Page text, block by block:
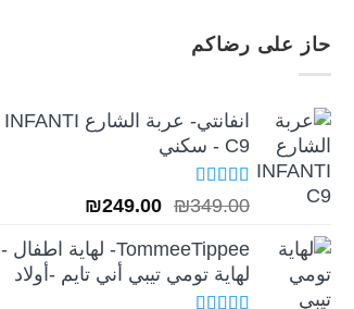
حاز على رضاكم
انفانتي- عربة الشارع INFANTI
C9 - سكني
تم التقييم
5.00 من 5
₪349.00
السعر
هو:
₪349.00.
₪249.00
السعر
هو:
₪249.00.
TommeeTippee- لهاية اطفال -
لهاية تومي تيبي أني تايم -أولاد